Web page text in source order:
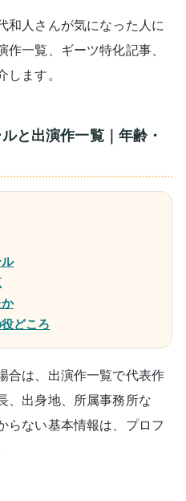
和人さんが気になった人に
作一覧、ギーツ特化記事、
します。
と出演作一覧｜年齢・
どころ
合は、出演作一覧で代表作
、出身地、所属事務所な
らない基本情報は、プロフ